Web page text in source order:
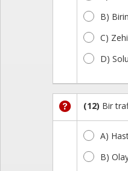
B)
C)
D)
(12) Bir
A)
B)